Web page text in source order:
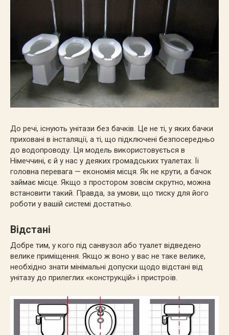
До речі, існують унітази без бачків. Це не ті, у яких бачки
приховані в інсталяції, а ті, що підключені безпосередньо
до водопроводу. Ця модель використовується в
Німеччині, є й у нас у деяких громадських туалетах. Її
головна перевага — економія місця. Як не крути, а бачок
займає місце. Якщо з простором зовсім скрутно, можна
встановити такий. Правда, за умови, що тиску для його
роботи у вашій системі достатньо.
Відстані
Добре тим, у кого під санвузол або туалет відведено
велике приміщення. Якщо ж воно у вас не таке велике,
необхідно знати мінімальні допуски щодо відстані від
унітазу до прилеглих «конструкцій» і пристроїв.